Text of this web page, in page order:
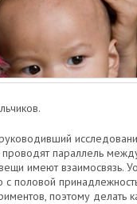
параллель
имеют взаимосвязь.
с половой
поэтому делать